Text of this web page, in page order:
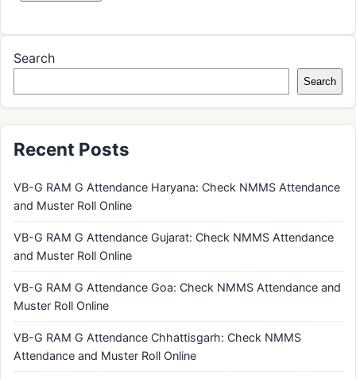
Search
Search
Recent Posts
VB-G RAM G Attendance Haryana: Check NMMS Attendance
and Muster Roll Online
VB-G RAM G Attendance Gujarat: Check NMMS Attendance
and Muster Roll Online
VB-G RAM G Attendance Goa: Check NMMS Attendance and
Muster Roll Online
VB-G RAM G Attendance Chhattisgarh: Check NMMS
Attendance and Muster Roll Online